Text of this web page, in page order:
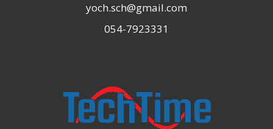
yoch.sch@gmail.com
054-7923331